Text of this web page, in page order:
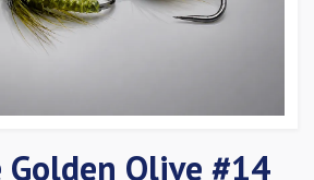
Olive #14